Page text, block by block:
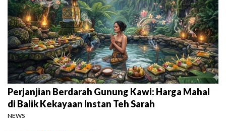
Perjanjian Berdarah Gunung Kawi: Harga Mahal
di Balik Kekayaan Instan Teh Sarah
NEWS